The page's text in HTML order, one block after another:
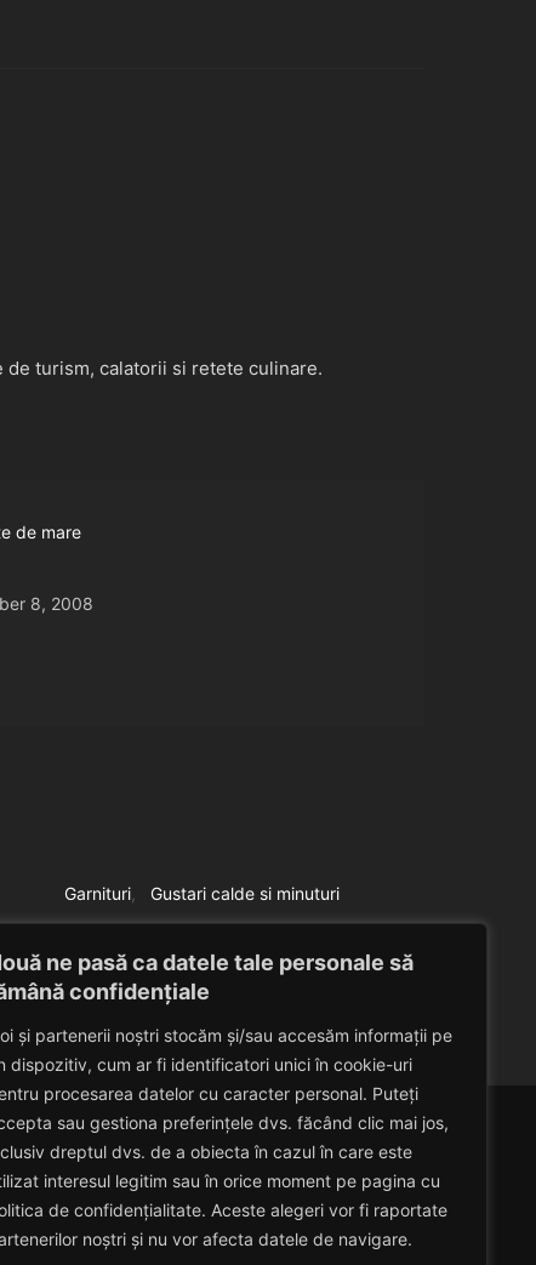
ne pasă ca datele tale personale să
confidențiale
și partenerii noștri stocăm și/sau accesăm informații pe
dispozitiv, cum ar fi identificatori unici în cookie-uri
procesarea datelor cu caracter personal. Puteți
sau gestiona preferințele dvs. făcând clic mai jos,
dreptul dvs. de a obiecta în cazul în care este
interesul legitim sau în orice moment pe pagina cu
de confidențialitate. Aceste alegeri vor fi raportate
noștri și nu vor afecta datele de navigare.
turism, calatorii si retete culinare.
de mare
8, 2008
Garnituri Gustari calde si minuturi
Eduard Nedelcu December 16, 2009